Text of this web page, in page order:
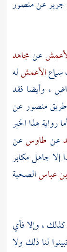
جريرعنمنصور
عنمجاهد
سماعالأعمشله
، وأيضا فقد
منصورعن
رواية هذا الخبر
عن طاوسعن
إلا جاهل مكابر
عباسالصحبة
كذلك ، وإلا فأي
لنا ذلك ولا